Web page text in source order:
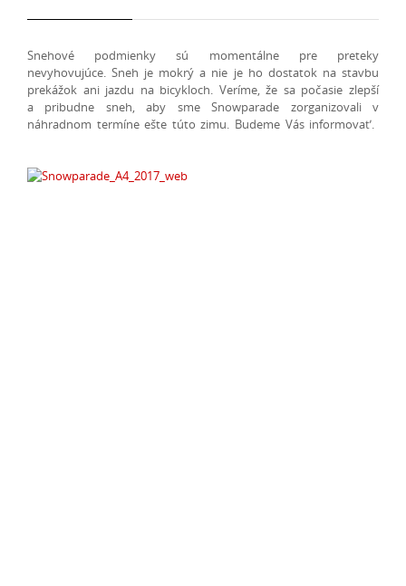
Snehové podmienky sú momentálne pre preteky
nevyhovujúce. Sneh je mokrý a nie je ho dostatok na stavbu
prekážok ani jazdu na bicykloch. Veríme, že sa počasie zlepší
a pribudne sneh, aby sme Snowparade zorganizovali v
náhradnom termíne ešte túto zimu. Budeme Vás informovať.